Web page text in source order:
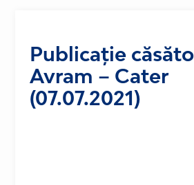
Publicație
Avram – Cater
(07.07.2021)